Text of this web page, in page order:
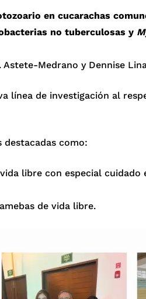
en cucarachas
no tuberculosas y
Medrano y Dennise
línea de investigación al
como:
libre con especial cuidado
de vida libre.